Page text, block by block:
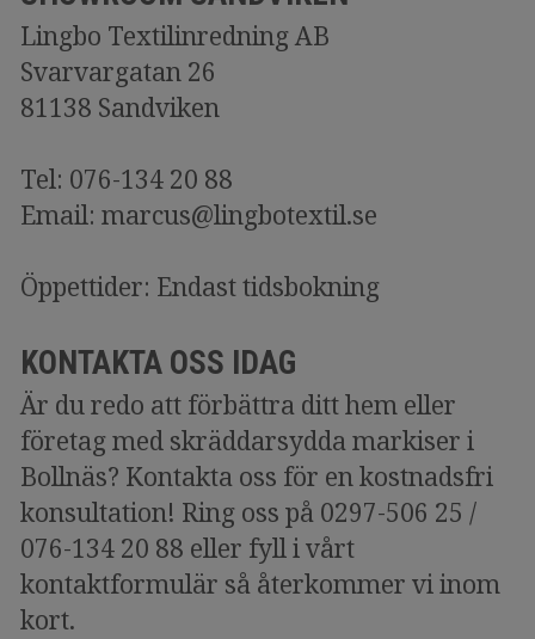
Lingbo Textilinredning AB
Svarvargatan 26
81138 Sandviken
Tel: 076-134 20 88
Email: marcus@lingbotextil.se
Öppettider: Endast tidsbokning
KONTAKTA OSS IDAG
Är du redo att förbättra ditt hem eller
företag med skräddarsydda markiser i
Bollnäs? Kontakta oss för en kostnadsfri
konsultation! Ring oss på 0297-506 25 /
076-134 20 88 eller fyll i vårt
kontaktformulär så återkommer vi inom
kort.